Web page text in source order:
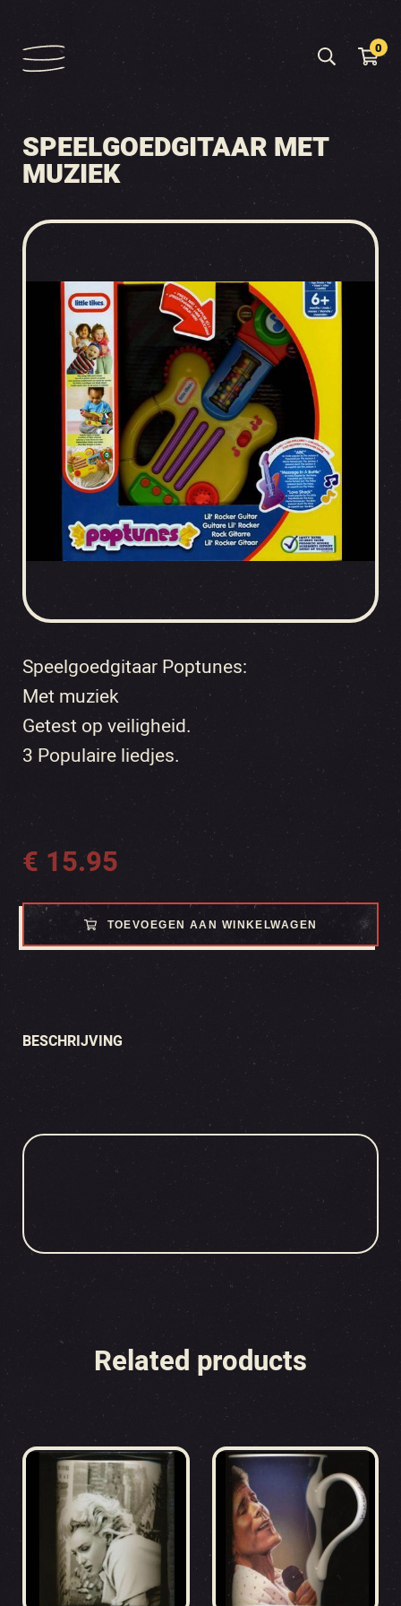
0
SPEELGOEDGITAAR MET
MUZIEK
Speelgoedgitaar Poptunes:
Met muziek
Getest op veiligheid.
3 Populaire liedjes.
€ 15.95
TOEVOEGEN AAN WINKELWAGEN
BESCHRIJVING
Related products